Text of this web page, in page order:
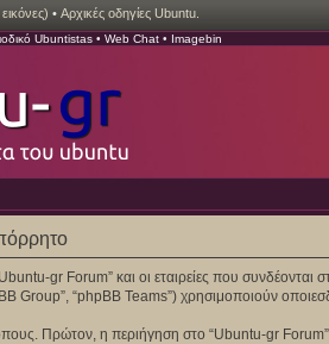
• Αρχικές οδηγίες Ubuntu.
Ubuntistas • Web Chat • Imagebin
gr Forum” και οι εταιρείες που συνδέονται
Group”, “phpBB Teams”) χρησιμοποιούν
Πρώτον, η περιήγηση στο “Ubuntu-gr